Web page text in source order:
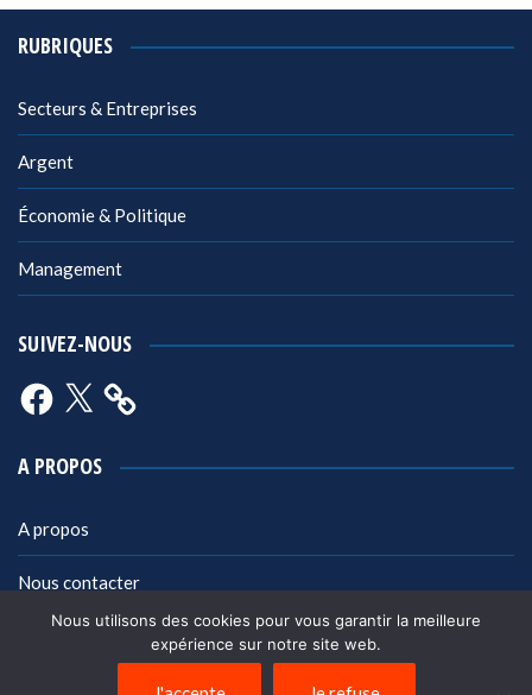
RUBRIQUES
Secteurs & Entreprises
Argent
Économie & Politique
Management
SUIVEZ-NOUS
Facebook
X
A PROPOS
A propos
Nous contacter
Politique de confidentialité
Nous utilisons des cookies pour vous garantir la meilleure
expérience sur notre site web.